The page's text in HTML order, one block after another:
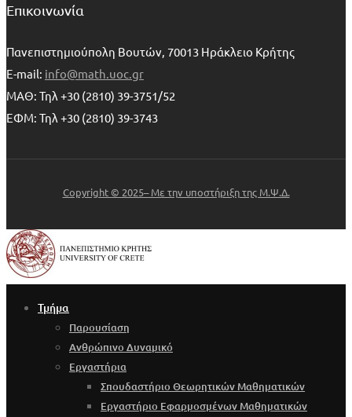
Επικοινωνία
Πανεπιστημιούπολη Βουτών, 70013 Ηράκλειο Κρήτης
E-mail: info@math.uoc.gr
ΜΑΘ: Τηλ +30 (2810) 39-3751/52
ΕΦΜ: Τηλ +30 (2810) 39-3743
Copyright © 2025– Με την υποστήριξη της Μ.Ψ.Δ.
Τμήμα
Παρουσίαση
Ανθρώπινο Δυναμικό
Εργαστήρια
Σπουδαστήριο Θεωρητικών Μαθηματικών
Εργαστήριο Εφαρμοσμένων Μαθηματικών